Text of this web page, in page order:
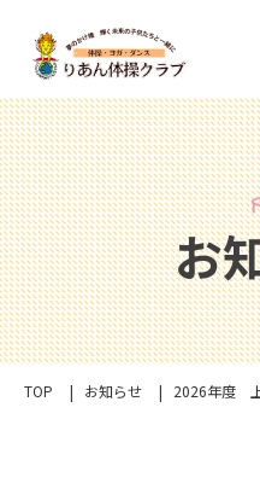
お
TOP お知らせ 2026年度